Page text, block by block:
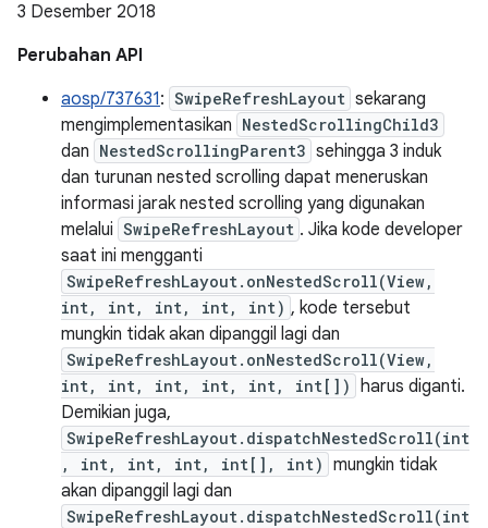
3 Desember 2018
Perubahan API
aosp/737631: SwipeRefreshLayout sekarang
mengimplementasikan NestedScrollingChild3
dan NestedScrollingParent3 sehingga 3 induk
dan turunan nested scrolling dapat meneruskan
informasi jarak nested scrolling yang digunakan
melalui SwipeRefreshLayout . Jika kode developer
saat ini mengganti
SwipeRefreshLayout.onNestedScroll(View,
int, int, int, int, int) , kode tersebut
mungkin tidak akan dipanggil lagi dan
SwipeRefreshLayout.onNestedScroll(View,
int, int, int, int, int, int[]) harus diganti.
Demikian juga,
SwipeRefreshLayout.dispatchNestedScroll(int
, int, int, int, int[], int) mungkin tidak
akan dipanggil lagi dan
SwipeRefreshLayout.dispatchNestedScroll(int